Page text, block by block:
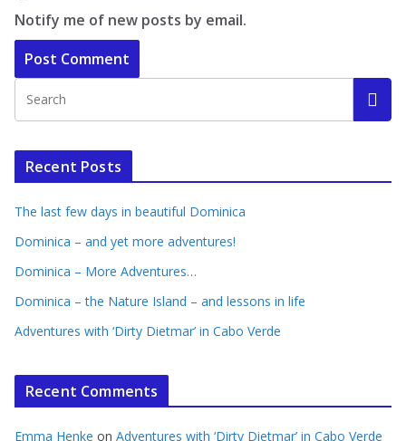
Notify me of new posts by email.
Recent Posts
The last few days in beautiful Dominica
Dominica – and yet more adventures!
Dominica – More Adventures…
Dominica – the Nature Island – and lessons in life
Adventures with ‘Dirty Dietmar’ in Cabo Verde
Recent Comments
Emma Henke on Adventures with ‘Dirty Dietmar’ in Cabo Verde